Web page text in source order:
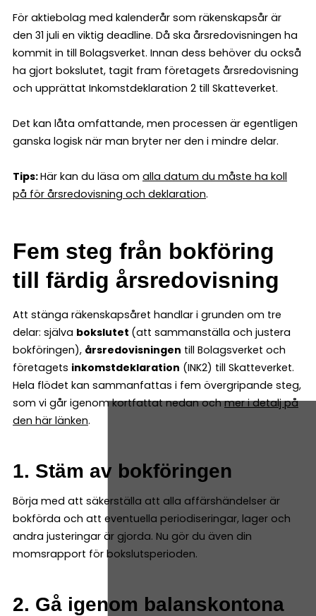
För aktiebolag med kalenderår som räkenskapsår är
den 31 juli en viktig deadline. Då ska årsredovisningen ha
kommit in till Bolagsverket. Innan dess behöver du också
ha gjort bokslutet, tagit fram företagets årsredovisning
och upprättat Inkomstdeklaration 2 till Skatteverket.
Det kan låta omfattande, men processen är egentligen
ganska logisk när man bryter ner den i mindre delar.
Tips:Här kan du läsa om alla datum du måste ha koll
på för årsredovisning och deklaration.
Fem steg från bokföring
till färdig årsredovisning
Att stänga räkenskapsåret handlar i grunden om tre
delar: själva bokslutet (att sammanställa och justera
bokföringen), årsredovisningen till Bolagsverket och
företagets inkomstdeklaration (INK2) till Skatteverket.
Hela flödet kan sammanfattas i fem övergripande steg,
som vi går igenom kortfattat nedan ochmer i detalj på
den här länken.
1. Stäm av bokföringen
Börja med att säkerställa att alla affärshändelser är
bokförda och att eventuella periodiseringar, lager och
andra justeringar är gjorda. Nu gör du även din
momsrapport för bokslutsperioden.
2. Gå igenom balanskontona